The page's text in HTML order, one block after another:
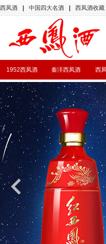
西凤酒 中国四大名酒 西凤酒收藏
西
秦沣西凤酒
1952西凤酒